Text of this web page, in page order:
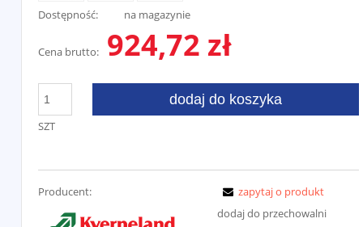
Dostępność: na magazynie
Cena brutto: 924,72 zł
SZT
dodaj do koszyka
Producent:
zapytaj o produkt
dodaj do przechowalni